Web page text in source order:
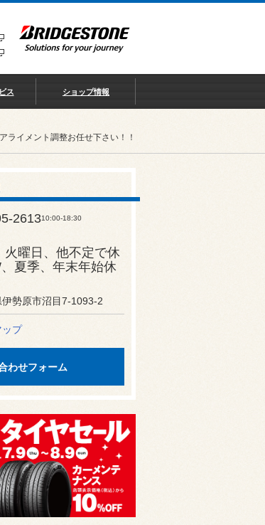
ス ショップ情報
ライメント調整お任せ下さい！！
261310:00-18:30
火曜日、他不定で休
夏季、年末年始休
勢原市沼目7-1093-2
ップ
わせフォーム